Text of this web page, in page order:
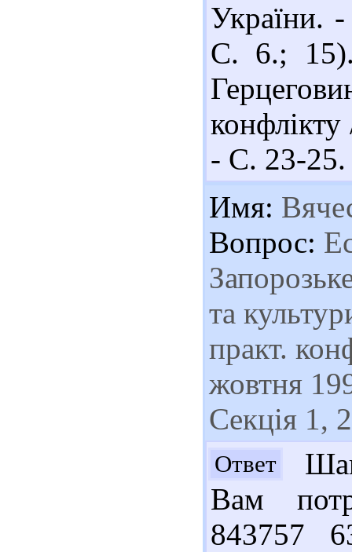
України.
С. 6.;
- С. 23-25.
Имя:
Вопрос:
та
практ.
жовтня
Секція 1,
Ответ
Вам
843757